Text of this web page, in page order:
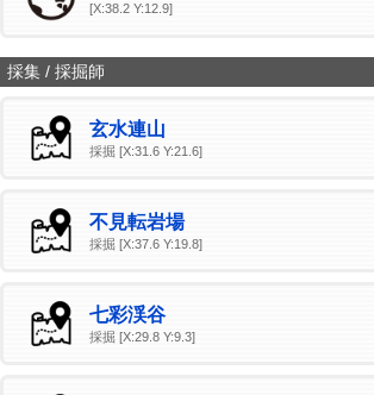
[X:38.2 Y:12.9]
採集 / 採掘師
玄水連山
採掘 [X:31.6 Y:21.6]
不見転岩場
採掘 [X:37.6 Y:19.8]
七彩渓谷
採掘 [X:29.8 Y:9.3]